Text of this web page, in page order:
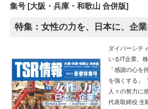
集号 [大阪・兵庫・和歌山 合併版]
特集：女性の力を、日本に、企
ダイバーシテ
いるIT企業、
「感謝の心を
を強くする」
人々の努力に
代表取締役 生